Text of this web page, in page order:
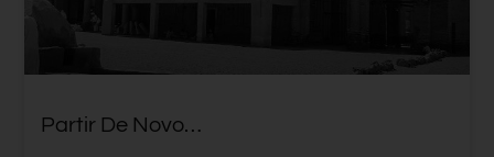
Partir De Novo…